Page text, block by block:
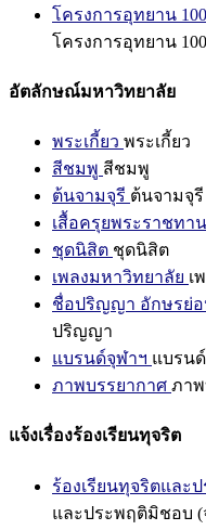
โครงการอุทยาน
โครงการอุทยาน
อัตลักษณ์มหาวิทยาลัย
พระเกี้ยว พระเกี้ยว
สีชมพู สีชมพู
ต้นจามจุรี ต้นจามจุรี
เสื้อครุยพระราชทาน
ชุดนิสิต ชุดนิสิต
เพลงมหาวิทยาลัย เ
ชื่อปริญญา อักษรย่
ปริญญา
แบรนด์จุฬาฯ แบรน
ภาพบรรยากาศ ภา
แจ้งเรื่องร้องเรียนทุจริต
ร้องเรียนทุจริตและ
และประพฤติมิชอบ (